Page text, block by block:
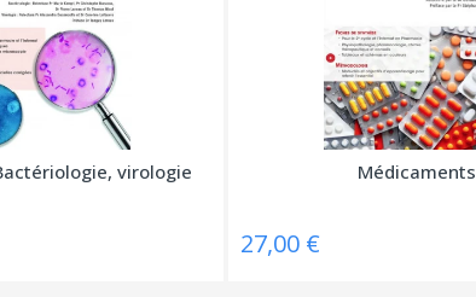
virologie Médicaments
27,00 €